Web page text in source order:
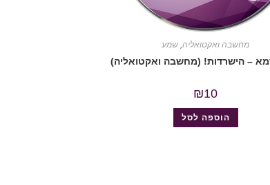
מחשבה ואקטואליה, שמע
₪10
הוספה לסל